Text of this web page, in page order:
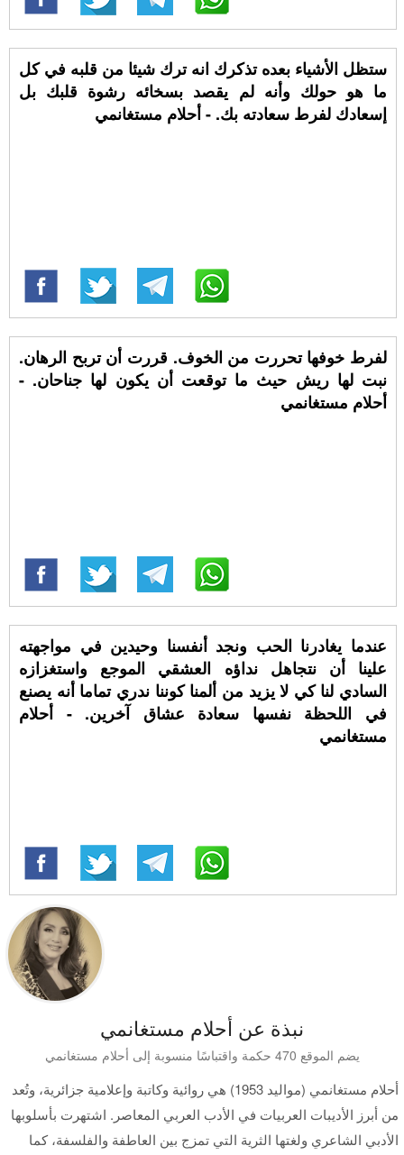
ستظل الأشياء بعده تذكرك انه ترك شيئا من قلبه في كل
ما هو حولك وأنه لم يقصد بسخائه رشوة قلبك بل
إسعادك لفرط سعادته بك. - أحلام مستغانمي
لفرط خوفها تحررت من الخوف. قررت أن تربح الرهان.
نبت لها ريش حيث ما توقعت أن يكون لها جناحان. -
أحلام مستغانمي
عندما يغادرنا الحب ونجد أنفسنا وحيدين في مواجهته
علينا أن نتجاهل نداؤه العشقي الموجع واستغزازه
السادي لنا كي لا يزيد من ألمنا كوننا ندري تماما أنه يصنع
في اللحظة نفسها سعادة عشاق آخرين. - أحلام
مستغانمي
نبذة عن أحلام مستغانمي
يضم الموقع 470 حكمة واقتباسًا منسوبة إلى أحلام مستغانمي
أحلام مستغانمي (مواليد 1953) هي روائية وكاتبة وإعلامية جزائرية، وتُعد
من أبرز الأديبات العربيات في الأدب العربي المعاصر. اشتهرت بأسلوبها
الأدبي الشاعري ولغتها الثرية التي تمزج بين العاطفة والفلسفة، كما